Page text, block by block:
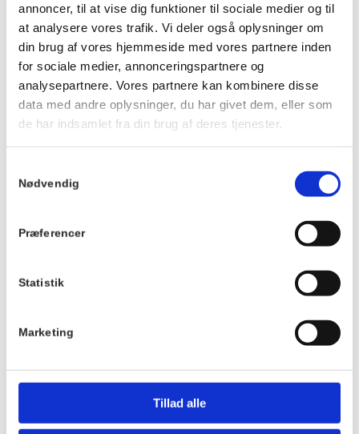
annoncer, til at vise dig funktioner til sociale medier og til
at analysere vores trafik. Vi deler også oplysninger om
din brug af vores hjemmeside med vores partnere inden
for sociale medier, annonceringspartnere og
analysepartnere. Vores partnere kan kombinere disse
data med andre oplysninger, du har givet dem, eller som
de har indsamlet fra din brug af deres tjenester.
Nødvendig
Præferencer
Statistik
Marketing
Tillad alle
Vi kan ikke tilpasse maden eller garantere veganske, mælkefri
eller glutenfri muligheder.
Der tages forbehold for ændringer i menuen.
Du kan se menuen HER
29. september
Tidspunkt:
Serie:
Pris:
Sted